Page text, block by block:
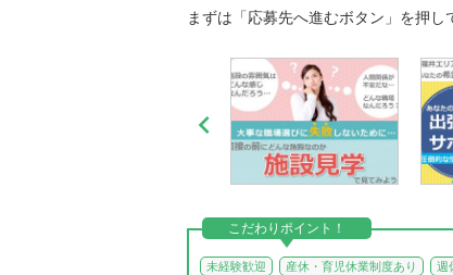
まずは「応募先へ進むボタン」を押

こだわりポイント！
未経験歓迎 産休・育児休業制度あり 週